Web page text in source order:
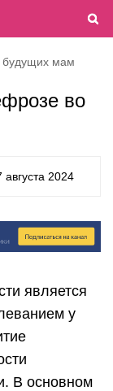
будущих мам
во
августа 2024
является
у
В основном